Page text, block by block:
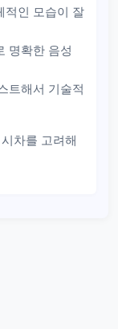
적인 모습이 잘
명확한 음성
트해서 기술적
차를 고려해